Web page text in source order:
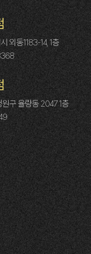
외동1183-14, 1층
구 율량동 2047 1층